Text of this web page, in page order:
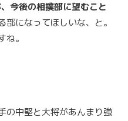
今後の相撲部に望むこと
になってほしいな、と。
。
の中堅と大将があんまり強